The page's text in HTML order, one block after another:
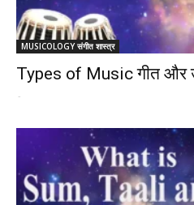
MUSICOLOGY संगीत शास्त्र
Types of Music गीत और
-